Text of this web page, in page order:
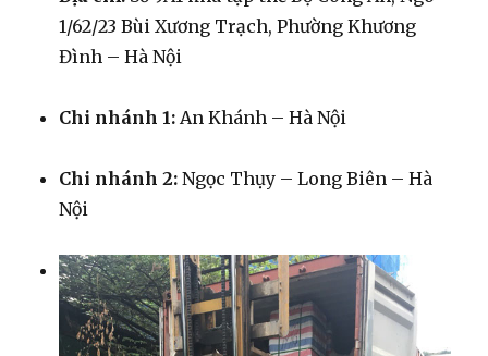
1/62/23 Bùi Xương Trạch, Phường Khương
Đình – Hà Nội
Chi nhánh 1: An Khánh – Hà Nội
Chi nhánh 2: Ngọc Thụy – Long Biên – Hà
Nội